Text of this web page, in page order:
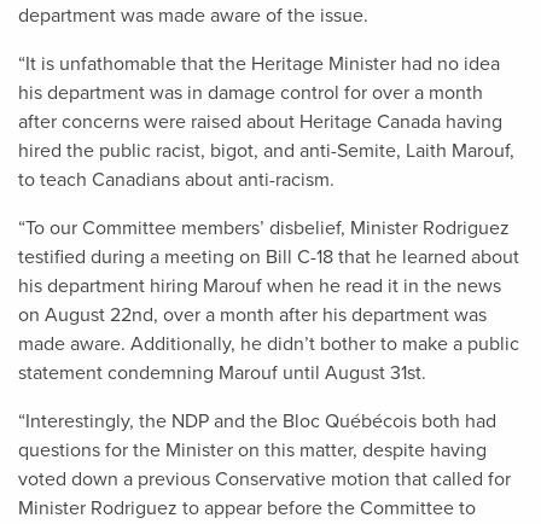
department was made aware of the issue.
“It is unfathomable that the Heritage Minister had no idea
his department was in damage control for over a month
after concerns were raised about Heritage Canada having
hired the public racist, bigot, and anti-Semite, Laith Marouf,
to teach Canadians about anti-racism.
“To our Committee members’ disbelief, Minister Rodriguez
testified during a meeting on Bill C-18 that he learned about
his department hiring Marouf when he read it in the news
on August 22nd, over a month after his department was
made aware. Additionally, he didn’t bother to make a public
statement condemning Marouf until August 31st.
“Interestingly, the NDP and the Bloc Québécois both had
questions for the Minister on this matter, despite having
voted down a previous Conservative motion that called for
Minister Rodriguez to appear before the Committee to